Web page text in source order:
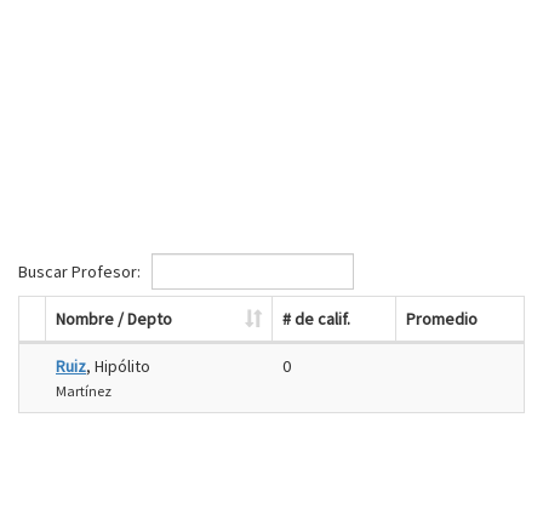
Buscar Profesor:
Nombre / Depto # de calif. Promedio
Ruiz, Hipólito
Martínez
0